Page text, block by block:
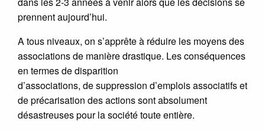
prennent aujourd’hui.
A tous niveaux, on s’apprête à réduire les moyens des
associations de manière drastique. Les conséquences
en termes de disparition
d’associations, de suppression d’emplois associatifs et
de précarisation des actions sont absolument
désastreuses pour la société toute entière.